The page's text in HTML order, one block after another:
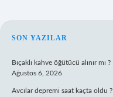
SIDEBAR
SON YAZILAR
Bıçaklı kahve öğütücü alınır mı ?
Ağustos 6, 2026
Avcılar depremi saat kaçta oldu ?